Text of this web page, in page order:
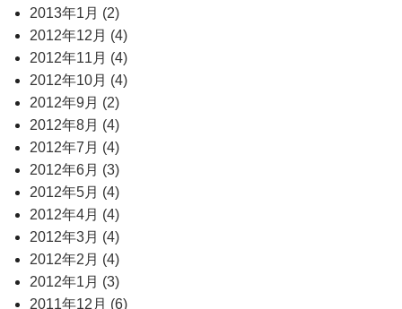
2013年1月 (2)
2012年12月 (4)
2012年11月 (4)
2012年10月 (4)
2012年9月 (2)
2012年8月 (4)
2012年7月 (4)
2012年6月 (3)
2012年5月 (4)
2012年4月 (4)
2012年3月 (4)
2012年2月 (4)
2012年1月 (3)
2011年12月 (6)